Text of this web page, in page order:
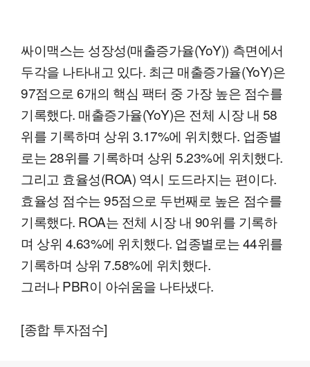
싸이맥스는 성장성(매출증가율(YoY)) 측면에서
두각을 나타내고 있다. 최근 매출증가율(YoY)은
97점으로 6개의 핵심 팩터 중 가장 높은 점수를
기록했다. 매출증가율(YoY)은 전체 시장 내 58
위를 기록하며 상위 3.17%에 위치했다. 업종별
로는 28위를 기록하며 상위 5.23%에 위치했다.
그리고 효율성(ROA) 역시 도드라지는 편이다.
효율성 점수는 95점으로 두번째로 높은 점수를
기록했다. ROA는 전체 시장 내 90위를 기록하
며 상위 4.63%에 위치했다. 업종별로는 44위를
기록하며 상위 7.58%에 위치했다.
그러나 PBR이 아쉬움을 나타냈다.
[종합 투자점수]